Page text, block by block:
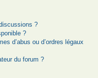
?
?
d’abus ou d’ordres légaux
du forum ?